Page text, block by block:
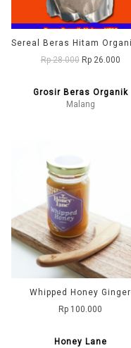
Rp 28.000 Rp 26.000
Grosir Beras Organik
Malang
Whipped Honey Ginger
Rp 100.000
Honey Lane